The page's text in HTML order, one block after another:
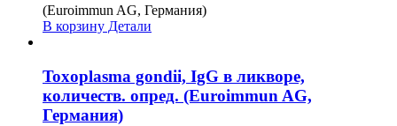
(Euroimmun AG, Германия)
В корзину Детали
Toxoplasma gondii, IgG в ликворе,
количеств. опред. (Euroimmun AG,
Германия)